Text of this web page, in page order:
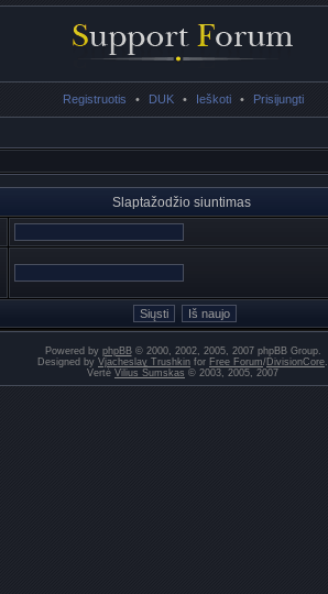
Registruotis • DUK • Ieškoti • Prisijungti
Slaptažodžio siuntimas
Powered by phpBB© 2000, 2002, 2005, 2007 phpBB Group.
Designed by Vjacheslav Trushkin for Free Forum/DivisionCore.
Vertė Vilius Šumskas © 2003, 2005, 2007